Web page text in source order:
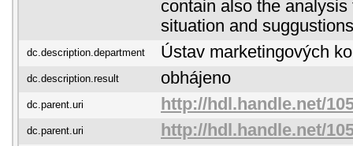
contain also the
situation and
dc.description.department Ústav marketingových
dc.description.result obhájeno
dc.parent.uri http://hdl.handle.net/
dc.parent.uri http://hdl.handle.net/